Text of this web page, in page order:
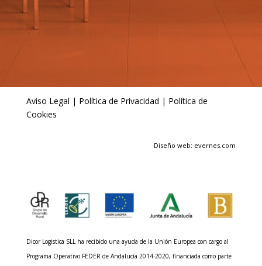
Aviso Legal | Política de Privacidad | Política de
Cookies
Diseño web: evernes.com
Dicor Logistica SLL ha recibido una ayuda de la Unión Europea con cargo al
Programa Operativo FEDER de Andalucía 2014-2020, financiada como parte